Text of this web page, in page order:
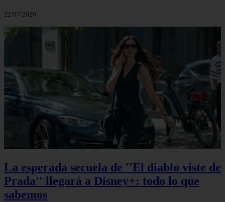
22/07/2026
La esperada secuela de ''El diablo viste de
Prada'' llegará a Disney+: todo lo que
sabemos